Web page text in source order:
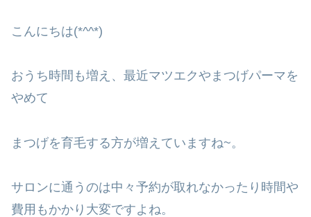
こんにちは(*^^*)
おうち時間も増え、最近マツエクやまつげパーマを
やめて
まつげを育毛する方が増えていますね~。
サロンに通うのは中々予約が取れなかったり時間や
費用もかかり大変ですよね。